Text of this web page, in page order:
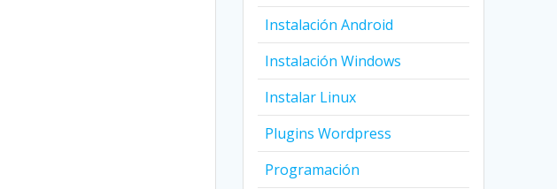
Instalación Android
Instalación Windows
Instalar Linux
Plugins Wordpress
Programación